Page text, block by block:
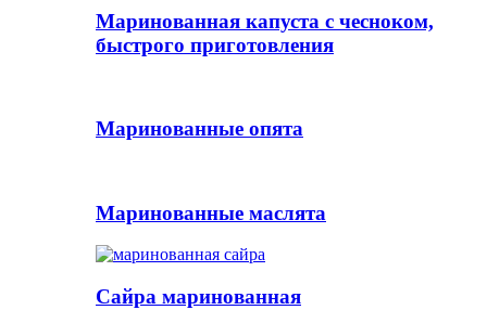
Маринованная капуста с чесноком,
быстрого приготовления
Маринованные опята
Маринованные маслята
Сайра маринованная